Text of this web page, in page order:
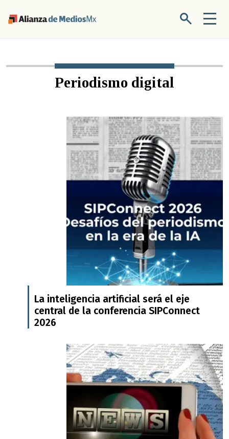
Periodismo digital
La inteligencia artificial será el eje
central de la conferencia SIPConnect
2026